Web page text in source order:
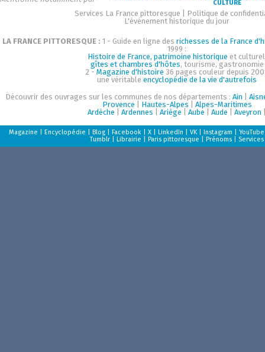
CULTURE
Services La France pittoresque
Politique de
L'événement historique du jour
LA FRANCE PITTORESQUE : 1 - Guide en ligne des richesses de la France
1999 :
Histoire de France, patrimoine historique et
gîtes et chambres d'hôtes, tourisme, gastronomie
2 - Magazine d'histoire 36 pages couleur depuis
une véritableencyclopédie de la vie d'autrefois
Découvrir des ouvrages sur les communes de nos départements :Ain |
Provence
Hautes-Alpes
Alpes-Maritimes
Ardèche |Ardennes |Ariège |Aube |Aude |Aveyron
Magazine |Encyclopédie |Blog |Facebook |X |LinkedIn |VK |Instagram |YouTube
Tumblr |Librairie |Paris pittoresque |Prénoms Services